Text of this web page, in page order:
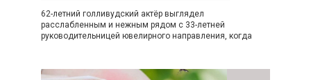
62-летний голливудский актёр выглядел
расслабленным и нежным рядом с 33-летней
руководительницей ювелирного направления, когда